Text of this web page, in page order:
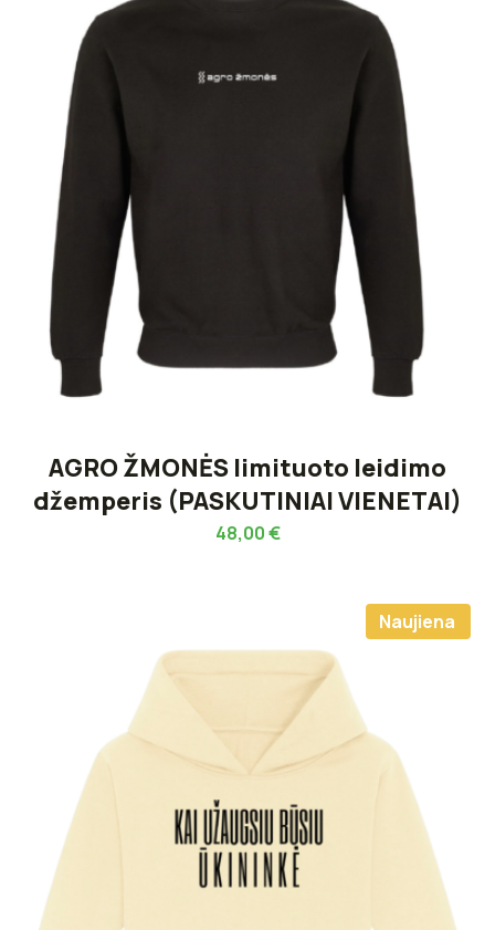
AGRO ŽMONĖS limituoto leidimo
džemperis (PASKUTINIAI VIENETAI)
48,00€
Naujiena